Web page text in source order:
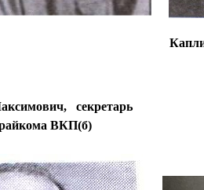
секретарь
ВКП(б)